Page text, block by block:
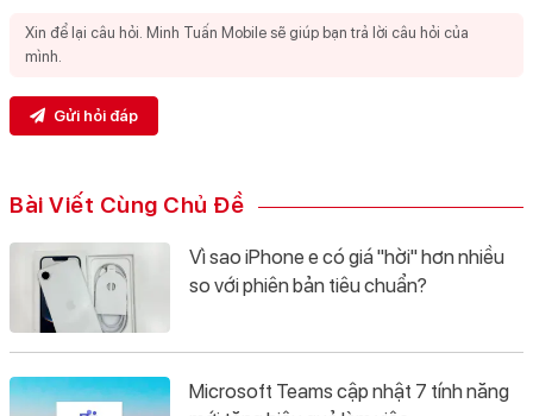
Gửi hỏi đáp
Bài Viết Cùng Chủ Đề
Vì sao iPhone e có giá "hời" hơn nhiều
so với phiên bản tiêu chuẩn?
Microsoft Teams cập nhật 7 tính năng